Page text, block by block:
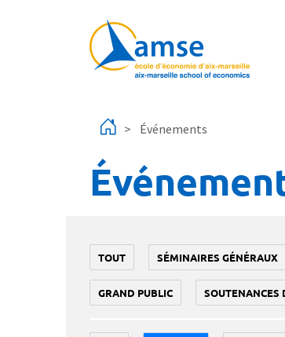
Événements
TOUT SÉMINAIRES GÉNÉRAUX
GRAND PUBLIC SOUTENANCES